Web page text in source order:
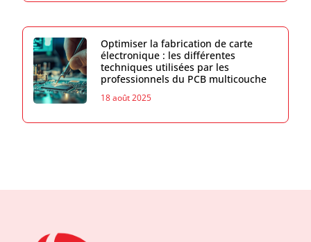
Optimiser la fabrication de carte
électronique : les différentes
techniques utilisées par les
professionnels du PCB multicouche
18 août 2025